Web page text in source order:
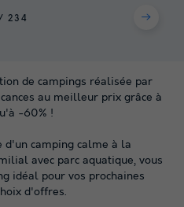
2 3 4
de campings réalisée par
au meilleur prix grâce à
-60% !
d'un camping calme à la
avec parc aquatique, vous
idéal pour vos prochaines
d'offres.